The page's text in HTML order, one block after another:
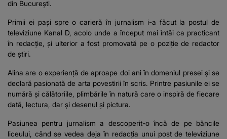
din București.
Primii ei pași spre o carieră în jurnalism i-a făcut la postul de
televiziune Kanal D, acolo unde a început mai întâi ca practicant
în redacție, și ulterior a fost promovată pe o poziție de redactor
de știri.
Alina are o experiență de aproape doi ani în domeniul presei și se
declară pasionată de arta povestirii în scris. Printre pasiunile ei se
numără și călătoriile, plimbările în natură care o inspiră de fiecare
dată, lectura, dar și desenul și pictura.
Pasiunea pentru jurnalism a descoperit-o încă de pe băncile
liceului, când se vedea deja în redacția unui post de televiziune